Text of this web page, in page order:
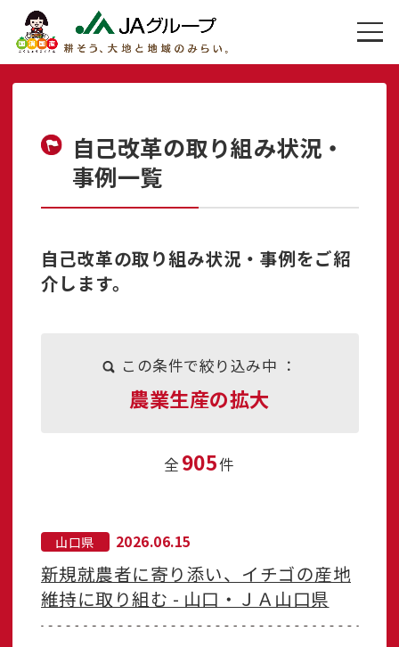
自己改革の取り組み状況・
事例一覧
自己改革の取り組み状況・事例をご紹
介します。
この条件で絞り込み中 ：
農業生産の拡大
全 905件
山口県 2026.06.15
新規就農者に寄り添い、イチゴの産地
維持に取り組む - 山口・ＪＡ山口県